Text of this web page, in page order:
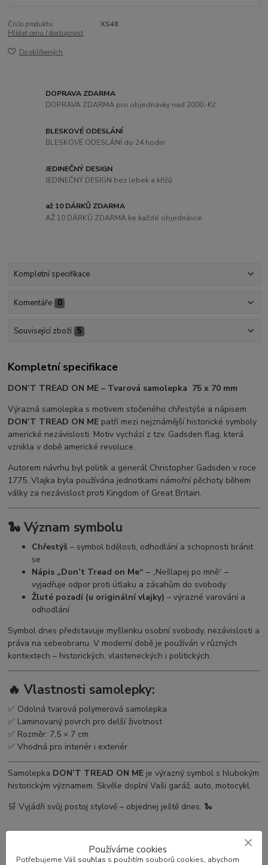
Číslo produktu:
XS48
Hlídat cenu / dostupnost
Do oblíbených
DOPRAVA ZDARMA
DOPRAVA ZDARMA pro objednávky nad 2000,-Kč
BLESKOVÉ ODESLÁNÍ
BLESKOVÉ ODESLÁNÍ do 24 hodin
JEDINEČNÝ DESIGN
JEDINEČNÝ DESIGN bez lebek a křížů
až 10 DÁRKŮ ZDARMA
AŽ 10 DÁRKŮ ZDARMA ke každé objednávce
Kompletní specifikace
Komentáře 0
Související zboží 5
Kompletní specifikace
DON’T TREAD ON ME – Tvarová samolepka 75 x 70 mm
Výrazná samolepka s motivem stočeného chřestýše a nápisem
DON’T TREAD ON ME patří mezi nejznámější historické symboly
americké nezávislosti. Motiv vychází z tzv. Gadsden flag, která
vznikla v době americké revoluce.
Autorem návrhu byl politik a generál Christopher Gadsden v roce
1775. Vlajka byla používána jednotkami námořní pěchoty během
války za nezávislost proti Kingdom of Great Britain.
🐍 Význam symbolu
Chřestýš – symbol bdělosti, odhodlání a schopnosti bránit
se
Nápis „Don’t Tread on Me“ – „Nešlapej po mně“ –
vyjadřuje odpor proti útlaku a zásahům do svobody
Žluté pozadí (u originální vlajky) – výrazné varování a
odhodlání
Symbol dnes představuje myšlenku osobní svobody, nezávislosti a
práva na sebeobranu. V moderní době je používán v různých
kontextech – historických, vlasteneckých i politických.
🔥 Vlastnosti samolepky:
✅ Odolná tvarová polymerová samolepka
✅ Laminovaný povrch pro delší životnost
✅ Rozměr: 7,5 × 7 cm
✅ Vhodná pro interiér i exteriér
Samolepka DON’T TREAD ON ME je výrazný symbol s hlubokým
historickým významem. Skvěle doplní Vaši garáž, auto, motocykl.
🛒 Vyjádři svůj postoj stylově – objednej ještě dnes. 🐍
Používáme cookies
Potřebujeme Váš souhlas s použitím souborů cookies, abychom